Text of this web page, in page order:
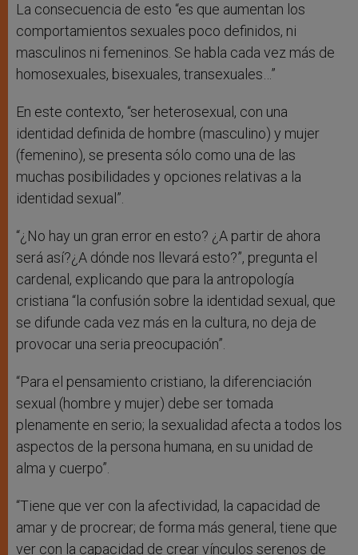
La consecuencia de esto “es que aumentan los
comportamientos sexuales poco definidos, ni
masculinos ni femeninos. Se habla cada vez más de
homosexuales, bisexuales, transexuales…”
En este contexto, “ser heterosexual, con una
identidad definida de hombre (masculino) y mujer
(femenino), se presenta sólo como una de las
muchas posibilidades y opciones relativas a la
identidad sexual”.
“¿No hay un gran error en esto? ¿A partir de ahora
será así?¿A dónde nos llevará esto?”, pregunta el
cardenal, explicando que para la antropología
cristiana “la confusión sobre la identidad sexual, que
se difunde cada vez más en la cultura, no deja de
provocar una seria preocupación”.
“Para el pensamiento cristiano, la diferenciación
sexual (hombre y mujer) debe ser tomada
plenamente en serio; la sexualidad afecta a todos los
aspectos de la persona humana, en su unidad de
alma y cuerpo”.
“Tiene que ver con la afectividad, la capacidad de
amar y de procrear; de forma más general, tiene que
ver con la capacidad de crear vínculos serenos de